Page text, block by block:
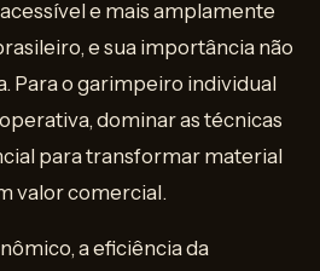
e mais amplamente
e sua importância não
Para o garimpeiro individual
dominar as técnicas
para transformar material
valor comercial.
a eficiência da